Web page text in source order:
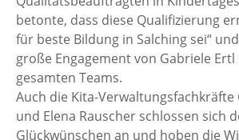
betonte, dass diese Qualifizierung
für beste Bildung in Salching sei“
große Engagement von Gabriele Ertl
gesamten Teams.
Auch die Kita-Verwaltungsfachkräfte
und Elena Rauscher schlossen sich
Glückwünschen an und hoben die